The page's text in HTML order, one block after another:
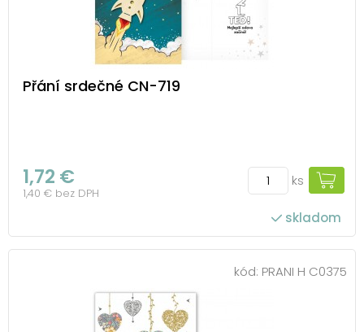
Přání srdečné CN-719
1,72 €
1,40 € bez DPH
ks
skladom
kód: PRANI H C0375